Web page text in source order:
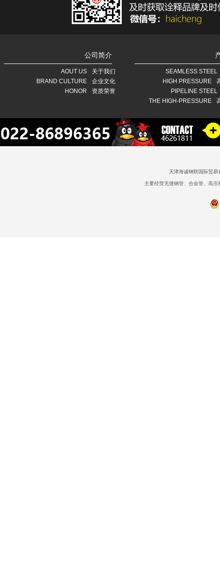
公司简介
AOUT US
关于我们
BRAND CULTURE
企业文化
HONOR
资质荣誉
SEAMLESS STEEL
HIGH PRESSURE
PIPELINE STEEL
THE HIGH-PRESSURE
天津海诚钢联国际贸
主要经营无缝钢管、合金管、高